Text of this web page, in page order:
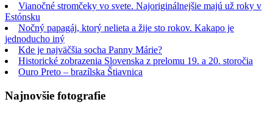
Vianočné stromčeky vo svete. Najoriginálnejšie majú už roky v
Estónsku
Nočný papagáj, ktorý nelieta a žije sto rokov. Kakapo je
jednoducho iný
Kde je najväčšia socha Panny Márie?
Historické zobrazenia Slovenska z prelomu 19. a 20. storočia
Ouro Preto – brazílska Štiavnica
Najnovšie fotografie